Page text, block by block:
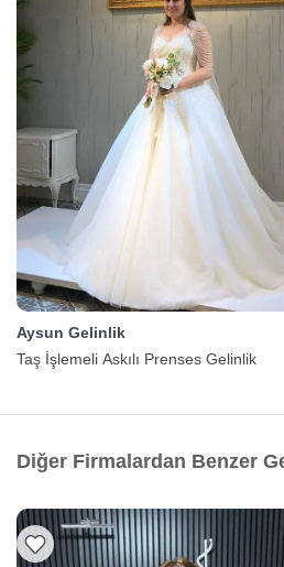
Aysun Gelinlik
Taş İşlemeli Askılı Prenses Gelinlik
Diğer Firmalardan Benzer